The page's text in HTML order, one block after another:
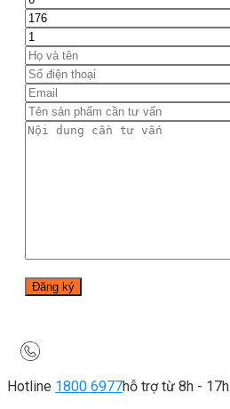
Hotline 1800 6977hỗ trợ từ 8h - 17h